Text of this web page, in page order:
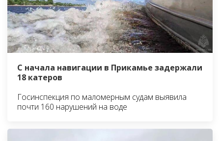
С начала навигации в Прикамье задержали
18 катеров
Госинспекция по маломерным судам выявила
почти 160 нарушений на воде